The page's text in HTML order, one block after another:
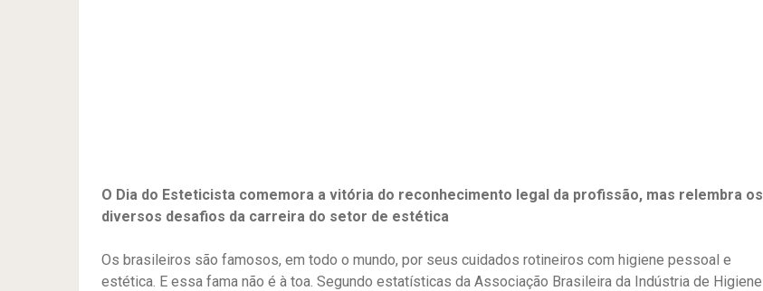
O Dia do Esteticista comemora a vitória do reconhecimento legal da profissão, mas relembra os
diversos desafios da carreira do setor de estética
Os brasileiros são famosos, em todo o mundo, por seus cuidados rotineiros com higiene pessoal e
estética. E essa fama não é à toa. Segundo estatísticas da Associação Brasileira da Indústria de Higiene